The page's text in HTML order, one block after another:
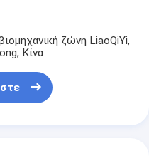
ζώνη LiaoQiYi,
Κίνα